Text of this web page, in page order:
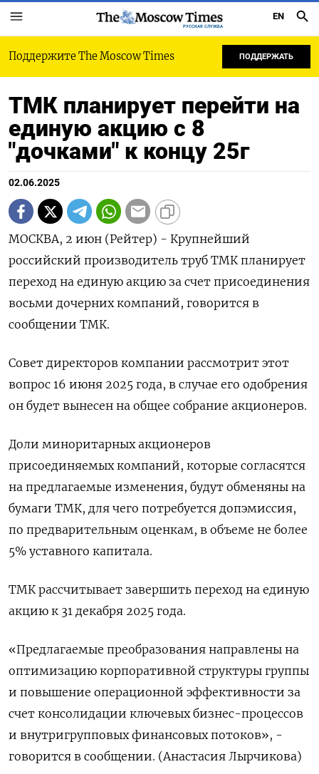
РУССКАЯ СЛУЖБА
EN
Поддержите The Moscow Times ПОДДЕРЖАТЬ
ТМК планирует перейти на
единую акцию с 8
"дочками" к концу 25г
02.06.2025
МОСКВА, 2 июн (Рейтер) - Крупнейший
российский производитель труб ТМК планирует
переход на единую акцию за счет присоединения
восьми дочерних компаний, говорится в
сообщении ТМК.
Совет директоров компании рассмотрит этот
вопрос 16 июня 2025 года, в случае его одобрения
он будет вынесен на общее собрание акционеров.
Доли миноритарных акционеров
присоединяемых компаний, которые согласятся
на предлагаемые изменения, будут обменяны на
бумаги ТМК, для чего потребуется допэмиссия,
по предварительным оценкам, в объеме не более
5% уставного капитала.
ТМК рассчитывает завершить переход на единую
акцию к 31 декабря 2025 года.
«Предлагаемые преобразования направлены на
оптимизацию корпоративной структуры группы
и повышение операционной эффективности за
счет консолидации ключевых бизнес-процессов
и внутригрупповых финансовых потоков», -
говорится в сообщении. (Анастасия Лырчикова)